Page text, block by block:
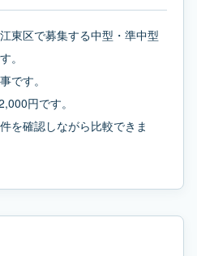
東区で募集する中型・準中型
。
です。
円です。
を確認しながら比較できま